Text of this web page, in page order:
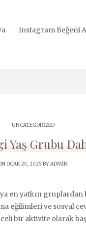
Instagram Beğeni
UNCATEGORIZED
Grubu
OCAK 25, 2025 BYADMIN
en yatkın gruplardan
eğilimleri ve sosyal
bir aktivite olarak